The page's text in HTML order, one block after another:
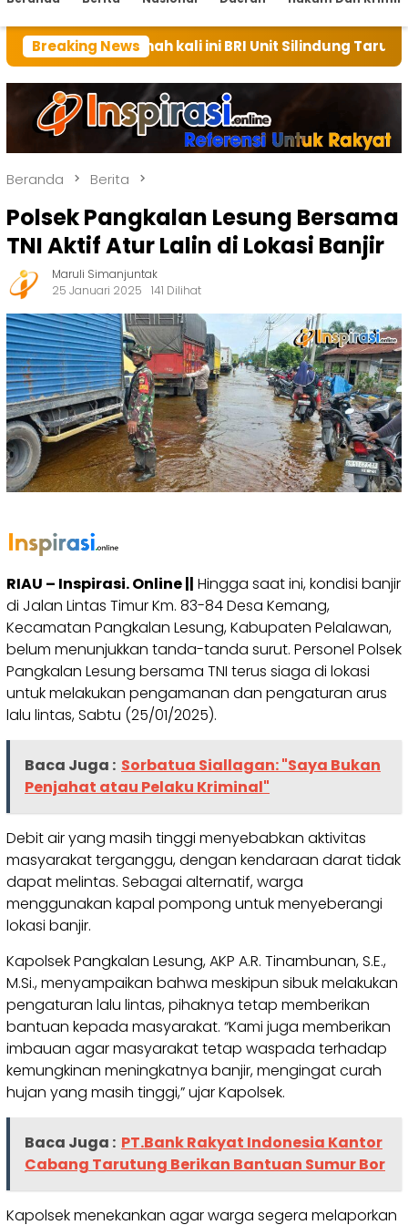
Breaking News
kali ini BRI Unit Silindung Tarutung Ingatkan
Beranda Berita
Polsek Pangkalan Lesung Bersama
TNI Aktif Atur Lalin di Lokasi Banjir
Maruli Simanjuntak
25 Januari 2025
141 Dilihat
RIAU – Inspirasi. Online || Hingga saat ini, kondisi banjir
di Jalan Lintas Timur Km. 83-84 Desa Kemang,
Kecamatan Pangkalan Lesung, Kabupaten Pelalawan,
belum menunjukkan tanda-tanda surut. Personel Polsek
Pangkalan Lesung bersama TNI terus siaga di lokasi
untuk melakukan pengamanan dan pengaturan arus
lalu lintas, Sabtu (25/01/2025).
Baca Juga : Sorbatua Siallagan: "Saya Bukan
Penjahat atau Pelaku Kriminal"
Debit air yang masih tinggi menyebabkan aktivitas
masyarakat terganggu, dengan kendaraan darat tidak
dapat melintas. Sebagai alternatif, warga
menggunakan kapal pompong untuk menyeberangi
lokasi banjir.
Kapolsek Pangkalan Lesung, AKP A.R. Tinambunan, S.E.,
M.Si., menyampaikan bahwa meskipun sibuk melakukan
pengaturan lalu lintas, pihaknya tetap memberikan
bantuan kepada masyarakat. “Kami juga memberikan
imbauan agar masyarakat tetap waspada terhadap
kemungkinan meningkatnya banjir, mengingat curah
hujan yang masih tinggi,” ujar Kapolsek.
Baca Juga : PT.Bank Rakyat Indonesia Kantor
Cabang Tarutung Berikan Bantuan Sumur Bor
Kapolsek menekankan agar warga segera melaporkan